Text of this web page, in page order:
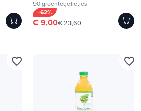
90 groentegelletjes
-62%
€ 9,00€ 23,60
favorite_border favorite_border